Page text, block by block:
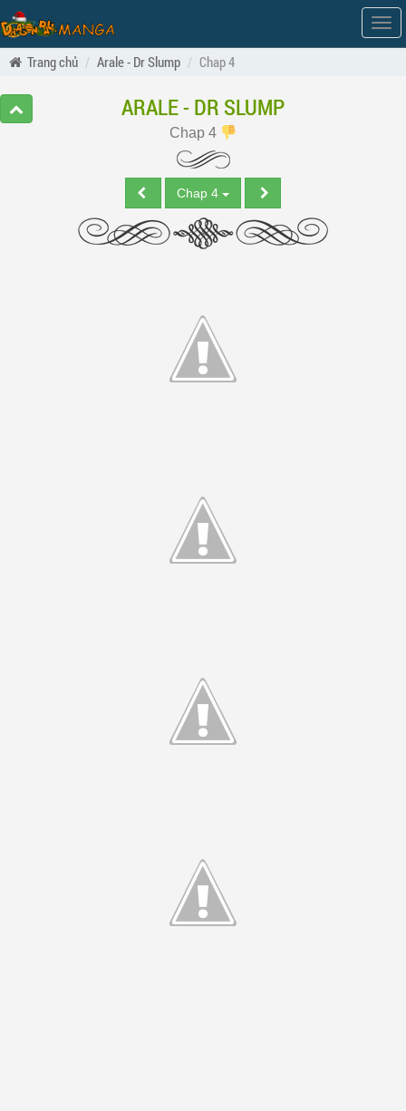
Hiện
Trang chủ
Arale - Dr Slump Chap 4
ARALE - DR SLUMP
Chap 4
Chap 4